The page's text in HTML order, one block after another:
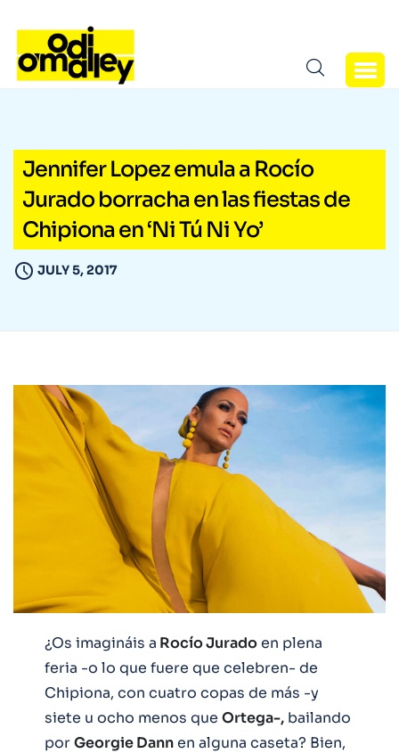
Jennifer Lopez emula a Rocío
Jurado borracha en las fiestas de
Chipiona en ‘Ni Tú Ni Yo’
JULY 5, 2017
¿Os imagináis a Rocío Juradoen plena
feria -o lo que fuere que celebren- de
Chipiona, con cuatro copas de más -y
siete u ocho menos que Ortega-, bailando
porGeorgie Dannen alguna caseta? Bien,